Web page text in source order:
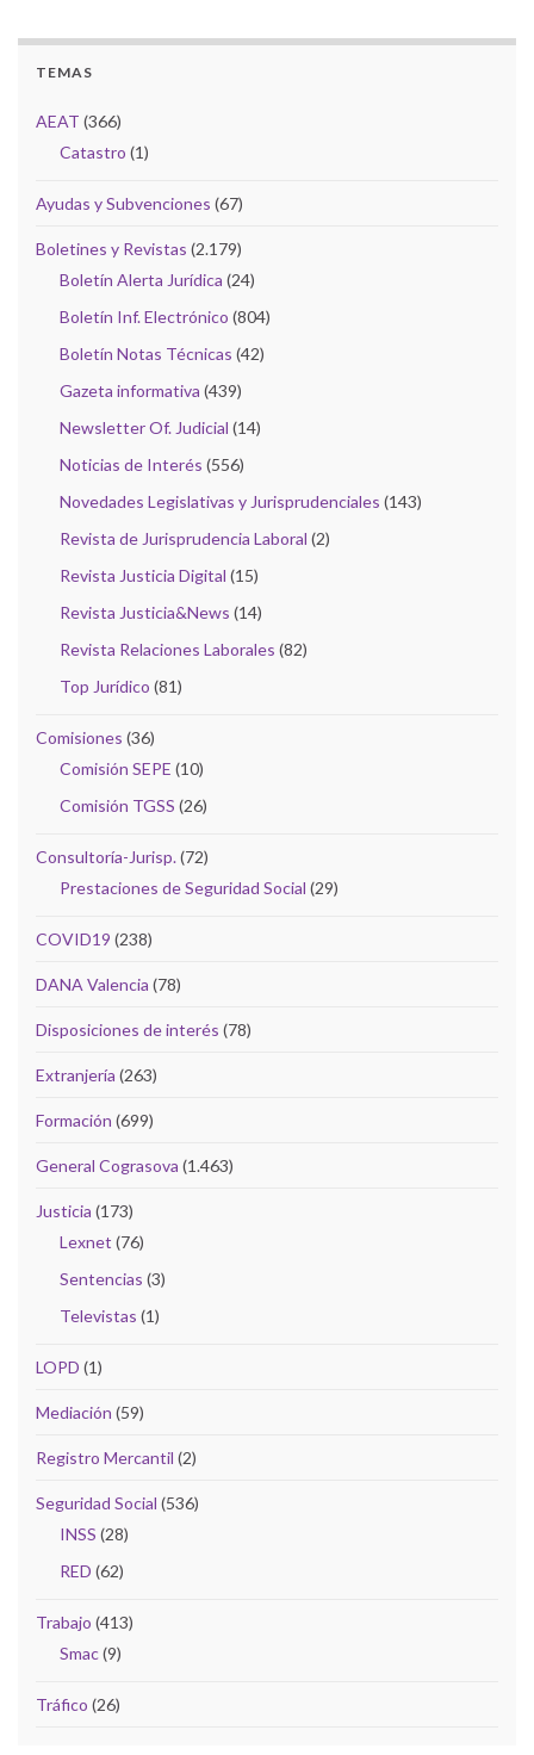
TEMAS
AEAT (366)
Catastro (1)
Ayudas y Subvenciones (67)
Boletines y Revistas (2.179)
Boletín Alerta Jurídica (24)
Boletín Inf. Electrónico (804)
Boletín Notas Técnicas (42)
Gazeta informativa (439)
Newsletter Of. Judicial (14)
Noticias de Interés (556)
Novedades Legislativas y Jurisprudenciales (143)
Revista de Jurisprudencia Laboral (2)
Revista Justicia Digital (15)
Revista Justicia&News (14)
Revista Relaciones Laborales (82)
Top Jurídico (81)
Comisiones (36)
Comisión SEPE (10)
Comisión TGSS (26)
Consultoría-Jurisp.(72)
Prestaciones de Seguridad Social (29)
COVID19 (238)
DANA Valencia (78)
Disposiciones de interés (78)
Extranjería (263)
Formación (699)
General Cograsova (1.463)
Justicia (173)
Lexnet (76)
Sentencias (3)
Televistas (1)
LOPD (1)
Mediación (59)
Registro Mercantil (2)
Seguridad Social (536)
INSS (28)
RED (62)
Trabajo (413)
Smac(9)
Tráfico (26)